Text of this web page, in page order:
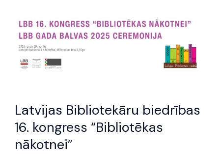
Latvijas Bibliotekāru biedrības
16. kongress “Bibliotēkas
nākotnei”
Bibliotekāru
biedrības
16.
kongress